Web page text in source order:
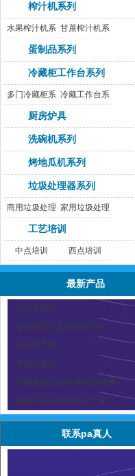
榨汁机系列
水果榨汁机系
列
甘蔗榨汁机系
蛋制品系列
冷藏柜工作台系列
多门冷藏柜系
列
冷藏工作台系
厨房炉具
洗碗机系列
烤地瓜机系列
垃圾处理器系列
商用垃圾处理
器
家用垃圾处理
工艺培训
中点培训 西点培训
最新产品
立式米饭机
全自动蒸汽型米饭生产线
米饭生产线
米饭分装机
智能米饭扒松机-翻转扒松机
机械手全自动米饭生产线
联系pa真人